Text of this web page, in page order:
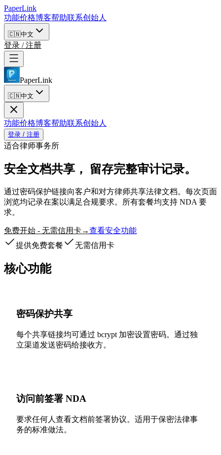
PaperLink
功能价格博客帮助联系创始人
🇨🇳中文
登录 / 注册
PaperLink
🇨🇳中文
功能价格博客帮助联系创始人
登录 / 注册
适合律师事务所
安全文档共享， 留存完整审计记录。
通过密码保护链接向客户和对方律师共享法律文档。每次页面
浏览均记录在案以满足合规要求。所有套餐均支持 NDA 要
求。
免费开始 - 无需信用卡→查看安全功能
提供免费套餐
无需信用卡
核心功能
密码保护共享
每个共享链接均可通过 bcrypt 加密设置密码。通过独
立渠道发送密码给接收方。
访问前签署 NDA
要求任何人查看文档前签署协议。适用于保密法律事
务的标准做法。